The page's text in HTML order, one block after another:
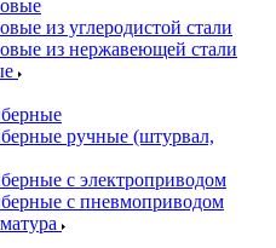
из углеродистой стали
из нержавеющей стали
ручные (штурвал,
с электроприводом
с пневмоприводом